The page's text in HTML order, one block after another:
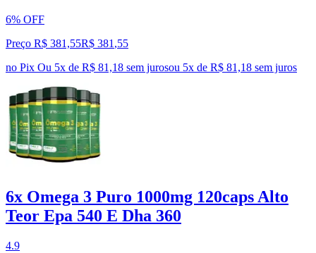
6% OFF
Preço R$ 381,55R$ 381,55
no Pix Ou 5x de R$ 81,18 sem jurosou 5x de R$ 81,18 sem juros
6x Omega 3 Puro 1000mg 120caps Alto
Teor Epa 540 E Dha 360
4.9